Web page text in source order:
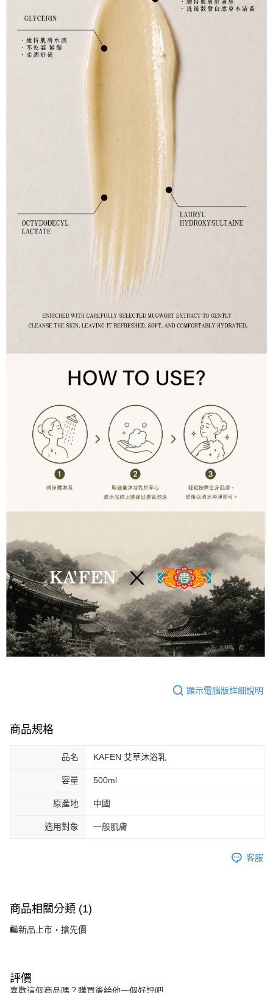
顯示電腦版詳細說明
商品規格
品名 KAFEN 艾草沐浴乳
容量 500ml
原產地 中國
適用對象 一般肌膚
客服
商品相關分類 (1)
🛍新品上市・搶先價
評價
喜歡這個商品嗎？購買後給他一個好評吧